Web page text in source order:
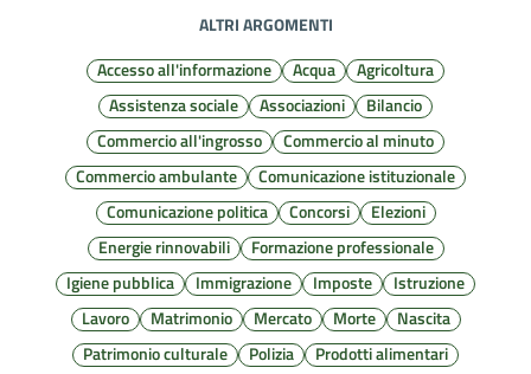
ALTRI ARGOMENTI
Accesso all'informazione
Acqua
Agricoltura
Assistenza sociale
Associazioni
Bilancio
Commercio all'ingrosso
Commercio al minuto
Commercio ambulante
Comunicazione istituzionale
Comunicazione politica
Concorsi
Elezioni
Energie rinnovabili
Formazione professionale
Igiene pubblica
Immigrazione Imposte
Istruzione
Lavoro
Matrimonio Mercato Morte
Nascita
Patrimonio culturale
Polizia
Prodotti alimentari